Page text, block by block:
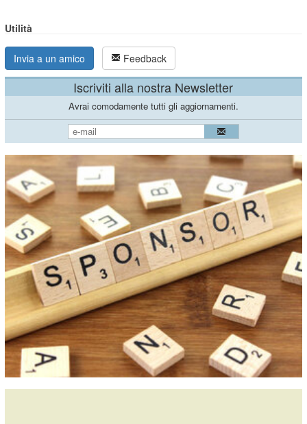
Utilità
Invia a un amico Feedback
Iscriviti alla nostra Newsletter
Avrai comodamente tutti gli aggiornamenti.